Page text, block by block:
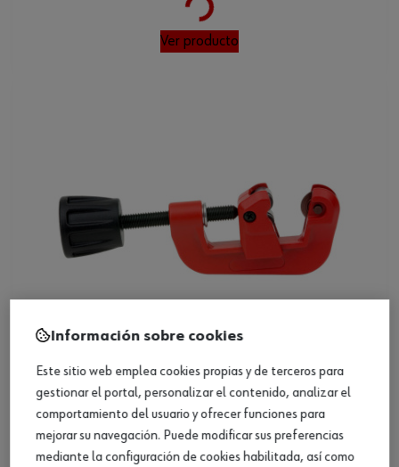
Loading...
Ver producto
ref.:0714551331
CORTATUBOS D3-35MM
Información sobre cookies
Este sitio web emplea cookies propias y de terceros para
gestionar el portal, personalizar el contenido, analizar el
comportamiento del usuario y ofrecer funciones para
mejorar su navegación. Puede modificar sus preferencias
mediante la configuración de cookies habilitada, así como